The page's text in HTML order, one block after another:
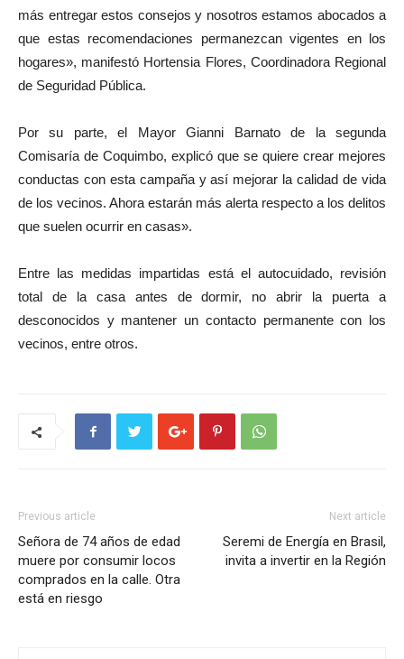
más entregar estos consejos y nosotros estamos abocados a
que estas recomendaciones permanezcan vigentes en los
hogares», manifestó Hortensia Flores, Coordinadora Regional
de Seguridad Pública.
Por su parte, el Mayor Gianni Barnato de la segunda
Comisaría de Coquimbo, explicó que se quiere crear mejores
conductas con esta campaña y así mejorar la calidad de vida
de los vecinos. Ahora estarán más alerta respecto a los delitos
que suelen ocurrir en casas».
Entre las medidas impartidas está el autocuidado, revisión
total de la casa antes de dormir, no abrir la puerta a
desconocidos y mantener un contacto permanente con los
vecinos, entre otros.
Previous article
Señora de 74 años de edad
muere por consumir locos
comprados en la calle. Otra
está en riesgo
Next article
Seremi de Energía en Brasil,
invita a invertir en la Región